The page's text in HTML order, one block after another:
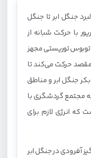
جنگل ابر تا جنگل
چهارشنبه ۲۶ شهریور با حرکت شبانه از
توریستی مجهز
حرکت می‌کند تا
جنگل ابر و مناطق
مجتمع گردشگری با
که انرژی لازم برای
آفرودی در جنگل ابر